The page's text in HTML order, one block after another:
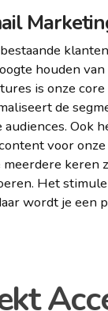
houden
is onze core
de
audiences. Ook
voor
meerdere keren
Het
wordt je een